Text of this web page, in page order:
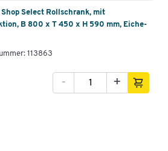
Select Rollschrank, mit
B 800 x T 450 x H 590 mm, Eiche-
113863
+
-